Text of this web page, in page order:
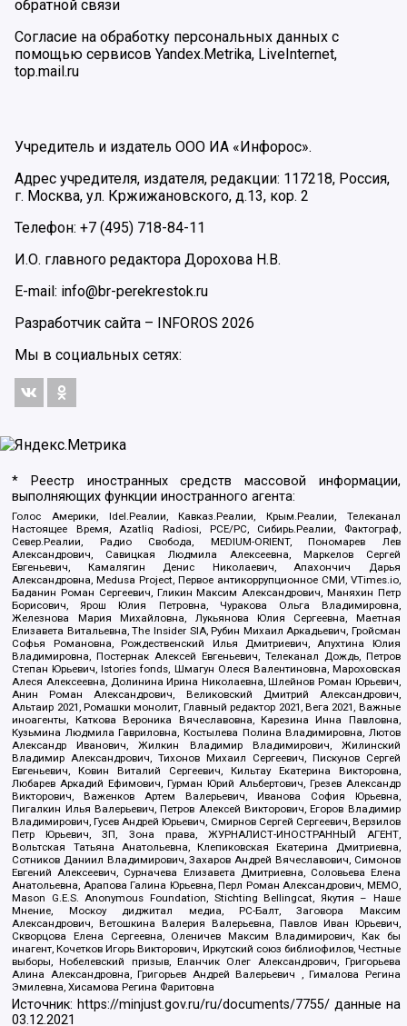
обратной связи
Согласие на обработку персональных данных с
помощью сервисов Yandex.Metrika, LiveInternet,
top.mail.ru
Учредитель и издатель ООО ИА «Инфорос».
Адрес учредителя, издателя, редакции: 117218, Россия,
г. Москва, ул. Кржижановского, д.13, кор. 2
Телефон: +7 (495) 718-84-11
И.О. главного редактора Дорохова Н.В.
E-mail: info@br-perekrestok.ru
Разработчик сайта –
INFOROS 2026
Мы в социальных сетях:
* Реестр иностранных средств массовой информации,
выполняющих функции иностранного агента:
Голос Америки, Idel.Реалии, Кавказ.Реалии, Крым.Реалии, Телеканал
Настоящее Время, Azatliq Radiosi, PCE/PC, Сибирь.Реалии, Фактограф,
Север.Реалии, Радио Свобода, MEDIUM-ORIENT, Пономарев Лев
Александрович, Савицкая Людмила Алексеевна, Маркелов Сергей
Евгеньевич, Камалягин Денис Николаевич, Апахончич Дарья
Александровна, Medusa Project, Первое антикоррупционное СМИ, VTimes.io,
Баданин Роман Сергеевич, Гликин Максим Александрович, Маняхин Петр
Борисович, Ярош Юлия Петровна, Чуракова Ольга Владимировна,
Железнова Мария Михайловна, Лукьянова Юлия Сергеевна, Маетная
Елизавета Витальевна, The Insider SIA, Рубин Михаил Аркадьевич, Гройсман
Софья Романовна, Рождественский Илья Дмитриевич, Апухтина Юлия
Владимировна, Постернак Алексей Евгеньевич, Телеканал Дождь, Петров
Степан Юрьевич, Istories fonds, Шмагун Олеся Валентиновна, Мароховская
Алеся Алексеевна, Долинина Ирина Николаевна, Шлейнов Роман Юрьевич,
Анин Роман Александрович, Великовский Дмитрий Александрович,
Альтаир 2021, Ромашки монолит, Главный редактор 2021, Вега 2021, Важные
иноагенты, Каткова Вероника Вячеславовна, Карезина Инна Павловна,
Кузьмина Людмила Гавриловна, Костылева Полина Владимировна, Лютов
Александр Иванович, Жилкин Владимир Владимирович, Жилинский
Владимир Александрович, Тихонов Михаил Сергеевич, Пискунов Сергей
Евгеньевич, Ковин Виталий Сергеевич, Кильтау Екатерина Викторовна,
Любарев Аркадий Ефимович, Гурман Юрий Альбертович, Грезев Александр
Викторович, Важенков Артем Валерьевич, Иванова София Юрьевна,
Пигалкин Илья Валерьевич, Петров Алексей Викторович, Егоров Владимир
Владимирович, Гусев Андрей Юрьевич, Смирнов Сергей Сергеевич, Верзилов
Петр Юрьевич, ЗП, Зона права, ЖУРНАЛИСТ-ИНОСТРАННЫЙ АГЕНТ,
Вольтская Татьяна Анатольевна, Клепиковская Екатерина Дмитриевна,
Сотников Даниил Владимирович, Захаров Андрей Вячеславович, Симонов
Евгений Алексеевич, Сурначева Елизавета Дмитриевна, Соловьева Елена
Анатольевна, Арапова Галина Юрьевна, Перл Роман Александрович, МЕМО,
Mason G.E.S. Anonymous Foundation, Stichting Bellingcat, Якутия – Наше
Мнение, Москоу диджитал медиа, РС-Балт, Заговора Максим
Александрович, Ветошкина Валерия Валерьевна, Павлов Иван Юрьевич,
Скворцова Елена Сергеевна, Оленичев Максим Владимирович, Как бы
инагент, Кочетков Игорь Викторович, Иркутский союз библиофилов, Честные
выборы, Нобелевский призыв, Еланчик Олег Александрович, Григорьева
Алина Александровна, Григорьев Андрей Валерьевич , Гималова Регина
Эмилевна, Хисамова Регина Фаритовна
Источник: https://minjust.gov.ru/ru/documents/7755/ данные на
03.12.2021